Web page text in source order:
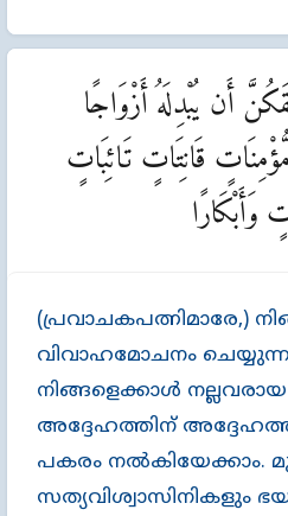
(പ്രവാചകപത്നിമാരേ,)
വിവാഹമോചനം
നിങ്ങളെക്കാള്‍ നല്ലവരായ
അദ്ദേഹത്തിന്‌
പകരം നല്‍കിയേക്കാം.
സത്യവിശ്വാസിനികളും
أَن يُبْدِلَهُ أَزْوَاجًا
قَانِتَاتٍ تَائِبَاتٍ
وَأَبْكَارًا